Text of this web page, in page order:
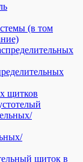
(в том
щитков
свет
284.55
корзину